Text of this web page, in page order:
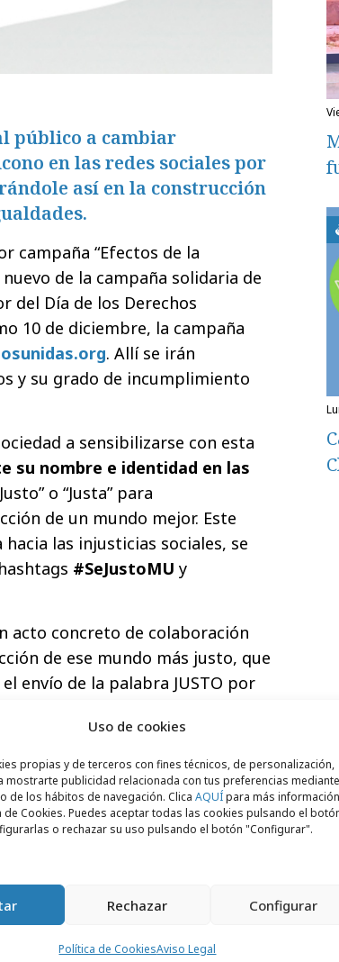
Uso de cookies
propias y de terceros con fines técnicos, de personalización,
mostrarte publicidad relacionada con tus preferencias
de los hábitos de navegación. Clica AQUÍpara más información
de Cookies. Puedes aceptar todas las cookies pulsando el
o rechazar su uso pulsando el botón "Configurar".
Rechazar Configurar
Política de CookiesAviso Legal
público a cambiar
en las redes sociales por
así en la construcción
campaña “Efectos de la
de la campaña solidaria de
del Día de los Derechos
10 de diciembre, la campaña
. Allí se irán
y su grado de incumplimiento
a sensibilizarse con esta
su nombre e identidad en las
o “Justa” para
de un mundo mejor. Este
las injusticias sociales, se
#SeJustoMU y
acto concreto de colaboración
de ese mundo más justo, que
envío de la palabra JUSTO por
Se apoya así la financiación de
puestos en marcha
especialmente digital y
banners y apoyo en blogs de
desarrollado piezas para prensa